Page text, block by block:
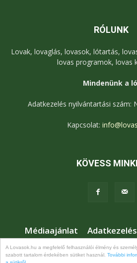
A Lovasok.hu a megfelelő felhasználói élmény és
szabott tartalom érdekében sütiket használ. További
RÓLUNK
Lovak, lovaglás, lovasok, lótartás,
lovas programok, lovas
Mindenünk a
Adatkezelés nyilvántartási szám:
Kapcsolat:
KÖVESS
Médiaajánlat
Jogi nyilatkozat
Karrier
© Lovasok.hu